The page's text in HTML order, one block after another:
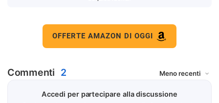
OFFERTE AMAZON DI OGGI
Commenti 2
Accedi per partecipare alla discussione